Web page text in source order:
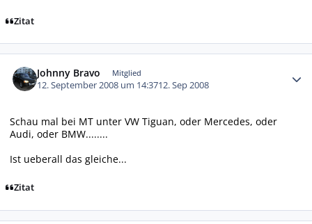
Zitat
Johnny Bravo Mitglied
12. September 2008 um 14:3712. Sep 2008
Schau mal bei MT unter VW Tiguan, oder Mercedes, oder
Audi, oder BMW........
Ist ueberall das gleiche...
Zitat